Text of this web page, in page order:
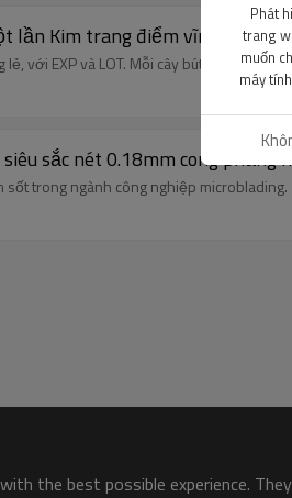
lần Kim trang điểm vĩnh viễn
với EXP và LOT. Mỗi cây bút được bao
sắc nét 0.18mm cong phẳng
trong ngành công nghiệp microblading.
the best possible experience.
Phát
trang
muốn
máy